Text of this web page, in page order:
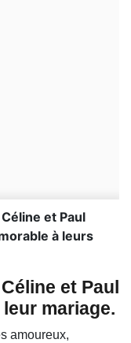
et Paul
à leurs
et Paul
mariage.
amoureux,